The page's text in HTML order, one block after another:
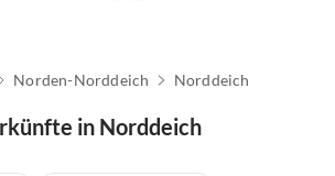
Norden-Norddeich Norddeich
in Norddeich